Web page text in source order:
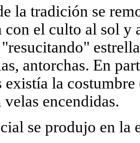
la tradición se
con el culto al sol y
antorchas. En
existía la costumbre
encendidas.
se produjo en la